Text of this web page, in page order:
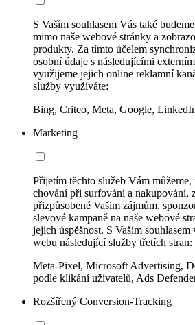
S Vaším souhlasem Vás také
mimo naše webové stránky a
produkty. Za tímto účelem
osobní údaje s následujícími
využijeme jejich online reklamní
služby využíváte:
Bing, Criteo, Meta, Google,
Marketing
Přijetím těchto služeb Vám můžeme,
chování při surfování a nakupování,
přizpůsobené Vašim zájmům,
slevové kampaně na naše webové
jejich úspěšnost. S Vaším
webu následující služby třetích stran:
Meta-Pixel, Microsoft Advertising,
podle klikání uživatelů, Ads
Rozšířený Conversion-Tracking